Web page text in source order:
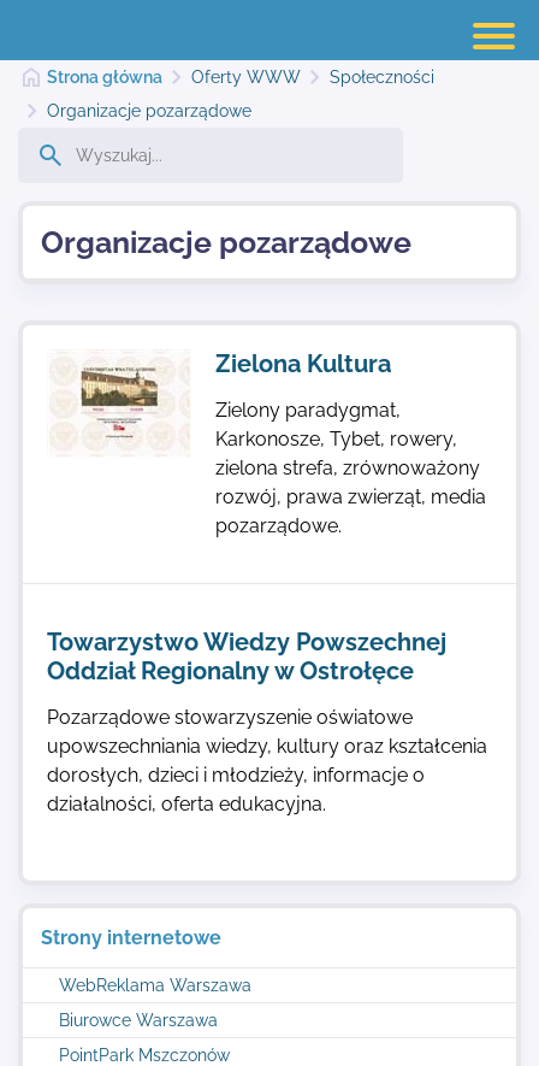
Najnowsze
Strona główna Oferty WWW
Społeczności
Organizacje pozarządowe
Strony internetowe
WebReklama Warszawa
Biurowce Warszawa
PointPark Mszczonów
Organizacje pozarządowe
Zielona Kultura
Zielony paradygmat,
Karkonosze, Tybet, rowery,
zielona strefa, zrównoważony
rozwój, prawa zwierząt, media
pozarządowe.
Towarzystwo Wiedzy Powszechnej
Oddział Regionalny w Ostrołęce
Pozarządowe stowarzyszenie oświatowe
upowszechniania wiedzy, kultury oraz kształcenia
dorosłych, dzieci i młodzieży, informacje o
działalności, oferta edukacyjna.